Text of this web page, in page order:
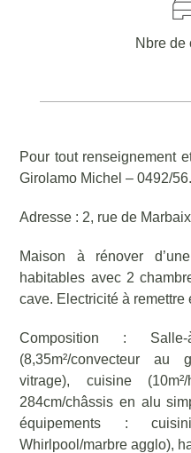
Nbre de
Pour tout renseignement
Girolamo Michel – 0492/
Adresse : 2, rue de
Maison à rénover
habitables avec 2
cave. Electricité à remettre
Composition : Salle-
(8,35m²/convecteur
vitrage), cuisine
284cm/châssis en alu
équipements :
Whirlpool/marbre agglo),